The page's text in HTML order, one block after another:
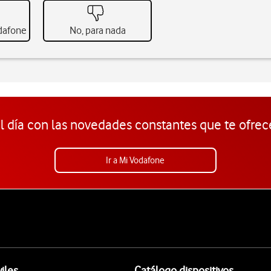
No, para nada
día con las novedades constantes que te
Ir a Mi Vodafone